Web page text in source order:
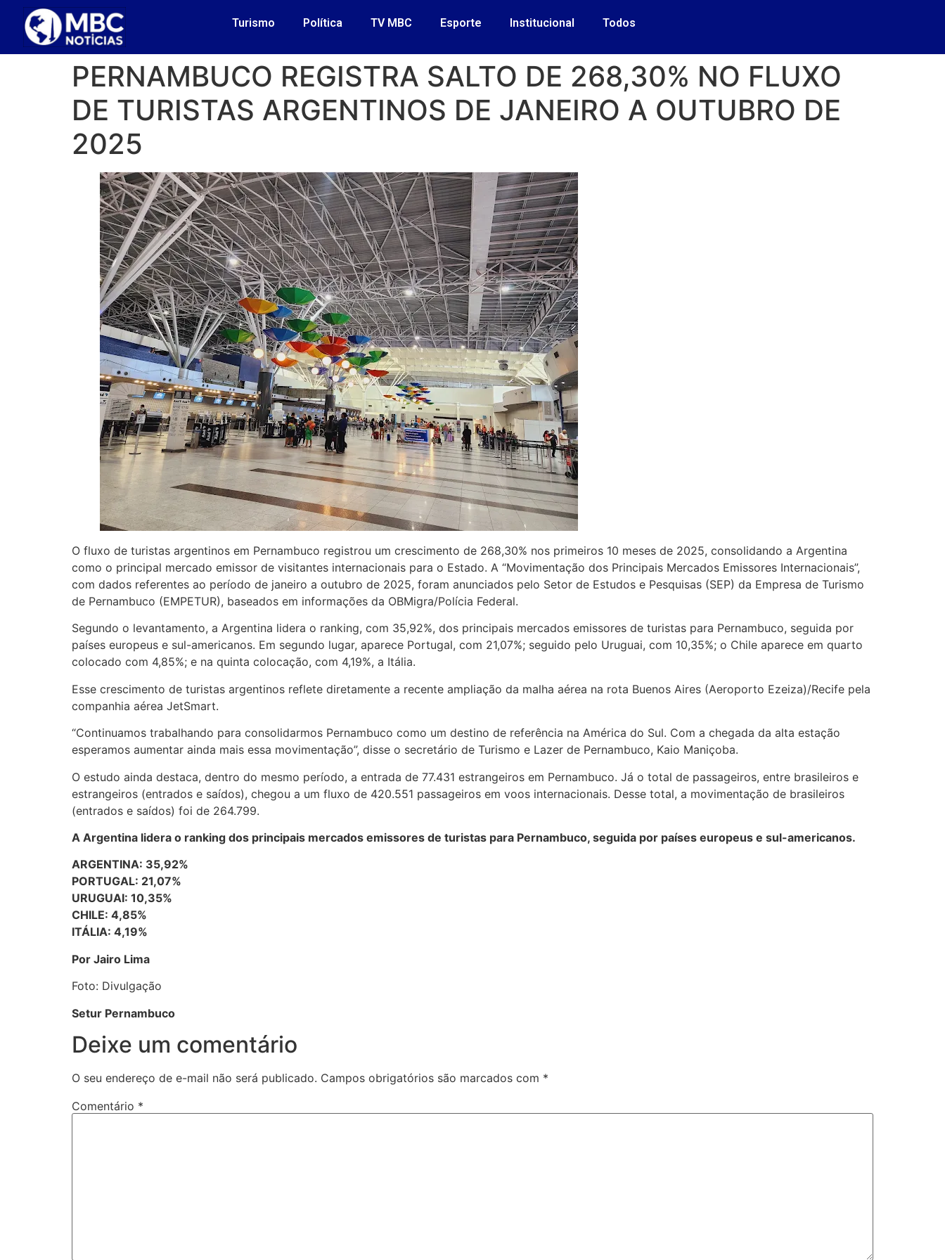
Turismo Política TV MBC Esporte Institucional Todos
PERNAMBUCO REGISTRA SALTO DE 268,30% NO FLUXO
DE TURISTAS ARGENTINOS DE JANEIRO A OUTUBRO DE
2025
O fluxo de turistas argentinos em Pernambuco registrou um crescimento de 268,30% nos primeiros 10 meses de 2025, consolidando a Argentina
como o principal mercado emissor de visitantes internacionais para o Estado. A “Movimentação dos Principais Mercados Emissores Internacionais”,
com dados referentes ao período de janeiro a outubro de 2025, foram anunciados pelo Setor de Estudos e Pesquisas (SEP) da Empresa de Turismo
de Pernambuco (EMPETUR), baseados em informações da OBMigra/Polícia Federal.
Segundo o levantamento, a Argentina lidera o ranking, com 35,92%, dos principais mercados emissores de turistas para Pernambuco, seguida por
países europeus e sul-americanos. Em segundo lugar, aparece Portugal, com 21,07%; seguido pelo Uruguai, com 10,35%; o Chile aparece em quarto
colocado com 4,85%; e na quinta colocação, com 4,19%, a Itália.
Esse crescimento de turistas argentinos reflete diretamente a recente ampliação da malha aérea na rota Buenos Aires (Aeroporto Ezeiza)/Recife pela
companhia aérea JetSmart.
“Continuamos trabalhando para consolidarmos Pernambuco como um destino de referência na América do Sul. Com a chegada da alta estação
esperamos aumentar ainda mais essa movimentação”, disse o secretário de Turismo e Lazer de Pernambuco, Kaio Maniçoba.
O estudo ainda destaca, dentro do mesmo período, a entrada de 77.431 estrangeiros em Pernambuco. Já o total de passageiros, entre brasileiros e
estrangeiros (entrados e saídos), chegou a um fluxo de 420.551 passageiros em voos internacionais. Desse total, a movimentação de brasileiros
(entrados e saídos) foi de 264.799.
A Argentina lidera o ranking dos principais mercados emissores de turistas para Pernambuco, seguida por países europeus e sul-americanos.
ARGENTINA: 35,92%
PORTUGAL: 21,07%
URUGUAI: 10,35%
CHILE: 4,85%
ITÁLIA: 4,19%
Por Jairo Lima
Foto: Divulgação
Setur Pernambuco
Deixe um comentário
O seu endereço de e-mail não será publicado. Campos obrigatórios são marcados com *
Comentário *